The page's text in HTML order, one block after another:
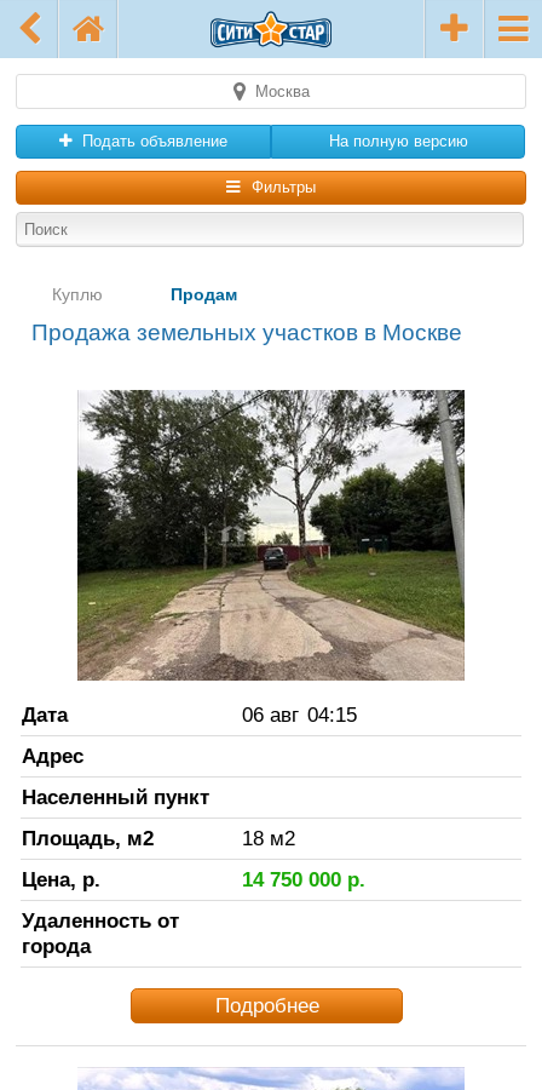
Москва
Подать объявление На полную версию
Фильтры
Куплю Продам
Продажа земельных участков в Москве
Дата 06 авг 04:15
Адрес
Населенный пункт
Площадь, м2
18 м2
Цена, р.
14 750 000р.
Удаленность от
города
Подробнее